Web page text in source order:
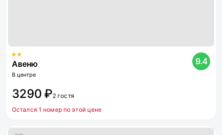
Авеню
В центре
9.4
3290 ₽2 гостя
Остался 1 номер по этой цене